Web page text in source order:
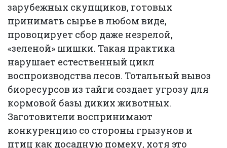
зарубежных скупщиков, готовых
принимать сырье в любом виде,
провоцирует сбор даже незрелой,
«зеленой» шишки. Такая практика
нарушает естественный цикл
воспроизводства лесов. Тотальный вывоз
биоресурсов из тайги создает угрозу для
кормовой базы диких животных.
Заготовители воспринимают
конкуренцию со стороны грызунов и
птиц как досадную помеху, хотя это